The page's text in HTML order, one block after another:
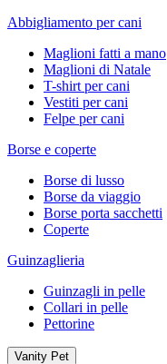
Abbigliamento per cani
Maglioni fatti a mano
Maglioni di Natale
T-shirt per cani
Vestiti per cani
Felpe per cani
Borse e coperte
Borse di lusso
Borse da viaggio
Borse porta sacchetti
Coperte
Guinzaglieria
Guinzagli in pelle
Collari in pelle
Pettorine
Vanity Pet